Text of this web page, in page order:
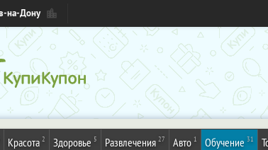
на-Дону
Красота 2 Здоровье 5 Развлечения 27 Авто 1 Обучение 31